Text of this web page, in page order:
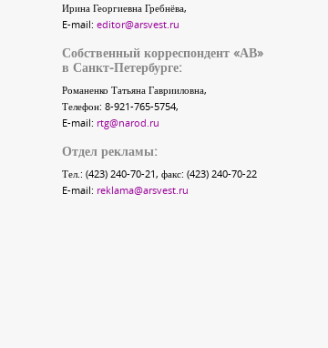
Ирина Георгиевна Гребнёва,
E-mail: editor@arsvest.ru
Собственный корреспондент «АВ»
в Санкт-Петербурге:
Романенко Татьяна Гаврииловна,
Телефон: 8-921-765-5754,
E-mail: rtg@narod.ru
Отдел рекламы:
Тел.: (423) 240-70-21, факс: (423) 240-70-22
E-mail: reklama@arsvest.ru